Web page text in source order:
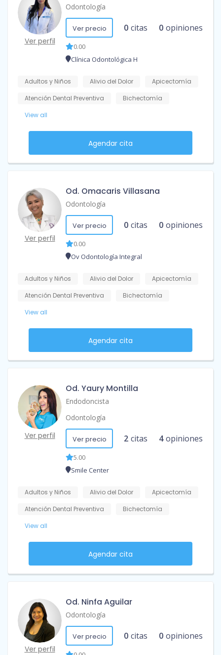
Ver perfil
Odontología
Ver precio 0 citas 0 opiniones
0.00
Clínica Odontológica H
Adultos y Niños Alivio del Dolor
Apicectomía
Atención Dental Preventiva
Bichectomía
View all
Agendar cita
Ver perfil
Od. Omacaris Villasana
Odontología
Ver precio 0 citas 0 opiniones
0.00
Ov Odontología Integral
Adultos y Niños Alivio del Dolor
Apicectomía
Atención Dental Preventiva
Bichectomía
View all
Agendar cita
Ver perfil
Od. Yaury Montilla
Endodoncista
Odontología
Ver precio 2 citas 4 opiniones
5.00
Smile Center
Adultos y Niños Alivio del Dolor
Apicectomía
Atención Dental Preventiva
Bichectomía
View all
Agendar cita
Ver perfil
Od. Ninfa Aguilar
Odontología
Ver precio 0 citas 0 opiniones